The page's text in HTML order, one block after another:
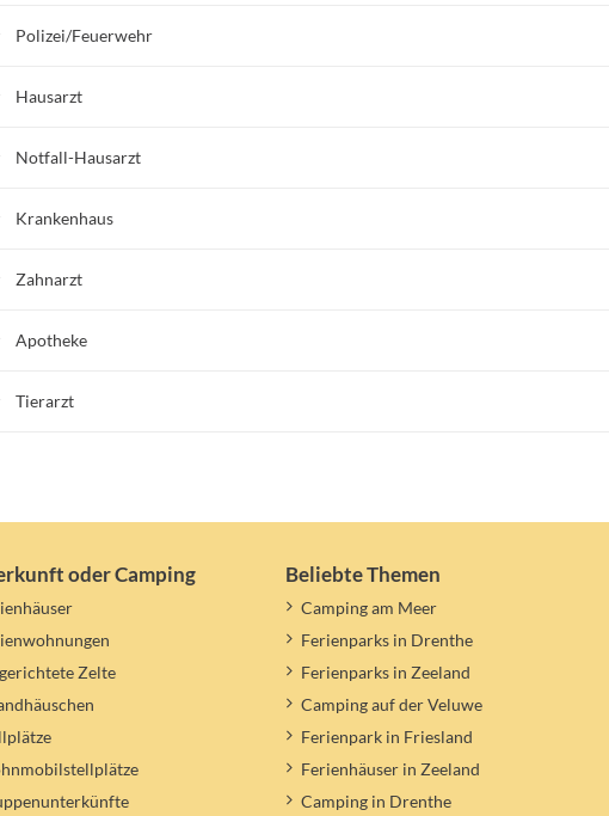
Polizei/Feuerwehr
Hausarzt
Notfall-Hausarzt
Krankenhaus
Zahnarzt
Apotheke
Tierarzt
oder Camping
Zelte
Beliebte Themen
Camping am Meer
Ferienparks in Drenthe
Ferienparks in Zeeland
Camping auf der Veluwe
Ferienpark in Friesland
Ferienhäuser in Zeeland
Camping in Drenthe